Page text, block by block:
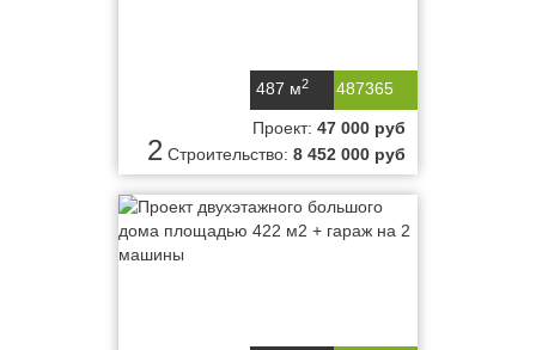
487365
487 м2
2
Проект: 47 000 руб
Строительство: 8 452 000 руб